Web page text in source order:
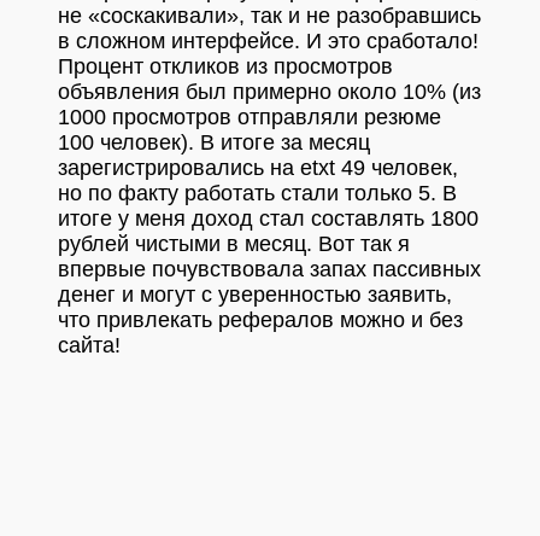
не «соскакивали», так и не разобравшись
в сложном интерфейсе. И это сработало!
Процент откликов из просмотров
объявления был примерно около 10% (из
1000 просмотров отправляли резюме
100 человек). В итоге за месяц
зарегистрировались на etxt 49 человек,
но по факту работать стали только 5. В
итоге у меня доход стал составлять 1800
рублей чистыми в месяц. Вот так я
впервые почувствовала запах пассивных
денег и могут с уверенностью заявить,
что привлекать рефералов можно и без
сайта!